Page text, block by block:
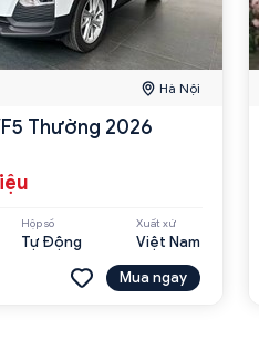
Hà Nội
Thường 2026
Hộp số
Tự Động
Xuất xứ
Việt Nam
Mua ngay